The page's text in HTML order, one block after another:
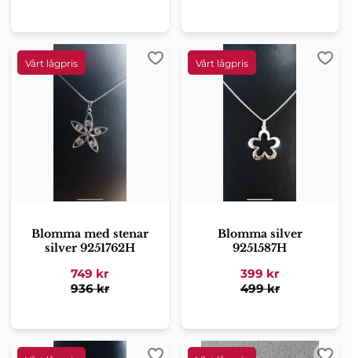
Blomma med stenar
silver 9251762H
749 kr
936kr
Lägg till i favoriter
Blomma silver
9251587H
399 kr
499kr